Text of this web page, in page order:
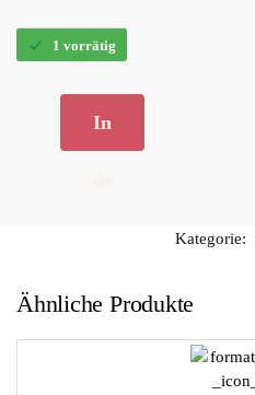
1 vorrätig
In
Wa
Kategorie:
Ähnliche Produkte